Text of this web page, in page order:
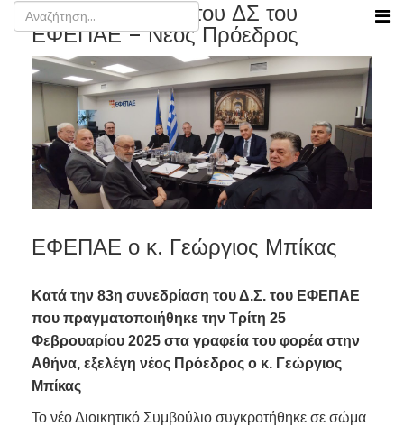
83η Συνεδρίαση του ΔΣ του
ΕΦΕΠΑΕ – Νέος Πρόεδρος
ΕΦΕΠΑΕ ο κ. Γεώργιος Μπίκας
Κατά την 83η συνεδρίαση του Δ.Σ. του ΕΦΕΠΑΕ
που πραγματοποιήθηκε την Τρίτη 25
Φεβρουαρίου 2025 στα γραφεία του φορέα στην
Αθήνα, εξελέγη νέος Πρόεδρος ο κ. Γεώργιος
Μπίκας
Το νέο Διοικητικό Συμβούλιο συγκροτήθηκε σε σώμα